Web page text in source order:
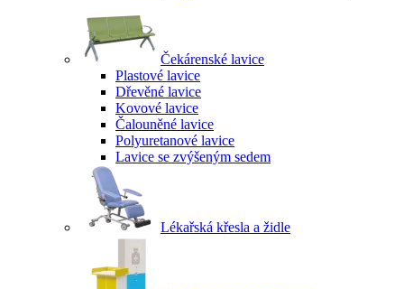
Čekárenské lavice
Plastové lavice
Dřevěné lavice
Kovové lavice
Čalouněné lavice
Polyuretanové lavice
Lavice se zvýšeným sedem
Lékařská křesla a židle